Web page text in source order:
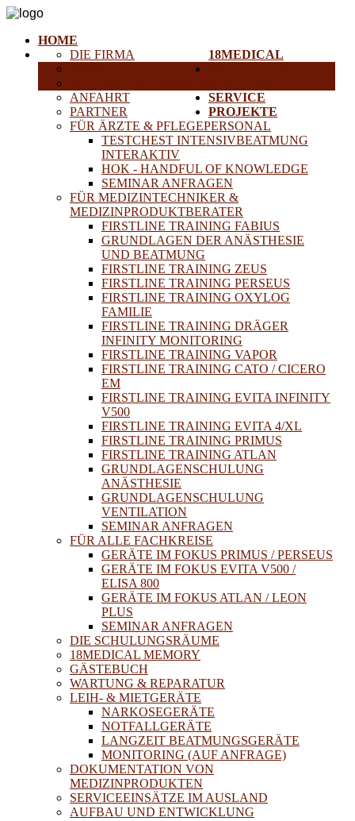
HOME
18MEDICAL
DIE FIRMA
ANFAHRT
PARTNER
FÜR ÄRZTE & PFLEGEPERSONAL
TESTCHEST INTENSIVBEATMUNG
INTERAKTIV
HOK - HANDFUL OF KNOWLEDGE
SEMINAR ANFRAGEN
FÜR MEDIZINTECHNIKER &
MEDIZINPRODUKTBERATER
FIRSTLINE TRAINING FABIUS
GRUNDLAGEN DER ANÄSTHESIE
UND BEATMUNG
FIRSTLINE TRAINING ZEUS
FIRSTLINE TRAINING PERSEUS
FIRSTLINE TRAINING OXYLOG
FAMILIE
FIRSTLINE TRAINING DRÄGER
INFINITY MONITORING
FIRSTLINE TRAINING VAPOR
FIRSTLINE TRAINING CATO / CICERO
EM
FIRSTLINE TRAINING EVITA INFINITY
V500
FIRSTLINE TRAINING EVITA 4/XL
FIRSTLINE TRAINING PRIMUS
FIRSTLINE TRAINING ATLAN
GRUNDLAGENSCHULUNG
ANÄSTHESIE
GRUNDLAGENSCHULUNG
VENTILATION
SEMINAR ANFRAGEN
FÜR ALLE FACHKREISE
GERÄTE IM FOKUS PRIMUS / PERSEUS
GERÄTE IM FOKUS EVITA V500 /
ELISA 800
GERÄTE IM FOKUS ATLAN / LEON
PLUS
SEMINAR ANFRAGEN
DIE SCHULUNGSRÄUME
18MEDICAL MEMORY
GÄSTEBUCH
SERVICE
WARTUNG & REPARATUR
LEIH- & MIETGERÄTE
NARKOSEGERÄTE
NOTFALLGERÄTE
LANGZEIT BEATMUNGSGERÄTE
MONITORING (AUF ANFRAGE)
DOKUMENTATION VON
MEDIZINPRODUKTEN
PROJEKTE
SERVICEEINSÄTZE IM AUSLAND
AUFBAU UND ENTWICKLUNG